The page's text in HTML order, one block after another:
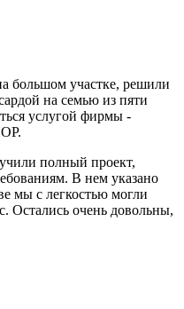
большом участке, решили
на семью из пяти
услугой фирмы -
полный проект,
В нем указано
мы с легкостью могли
Остались очень довольны,